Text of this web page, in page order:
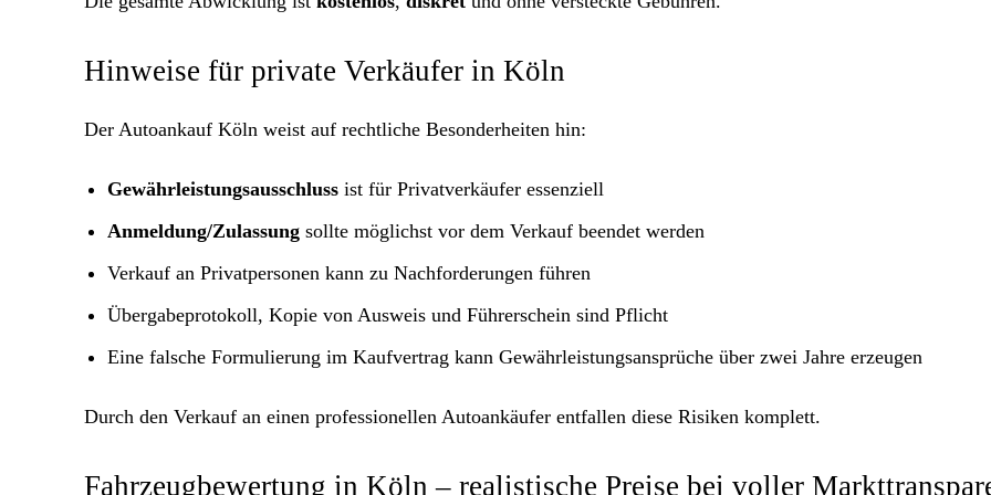
Hinweise für private Verkäufer in Köln
Der Autoankauf Köln weist auf rechtliche Besonderheiten hin:
Gewährleistungsausschluss ist für Privatverkäufer essenziell
Anmeldung/Zulassung sollte möglichst vor dem Verkauf beendet werden
Verkauf an Privatpersonen kann zu Nachforderungen führen
Übergabeprotokoll, Kopie von Ausweis und Führerschein sind Pflicht
Eine falsche Formulierung im Kaufvertrag kann Gewährleistungsansprüche über zwei Jahre erzeugen
Durch den Verkauf an einen professionellen Autoankäufer entfallen diese Risiken komplett.
Fahrzeugbewertung in Köln – realistische Preise bei voller